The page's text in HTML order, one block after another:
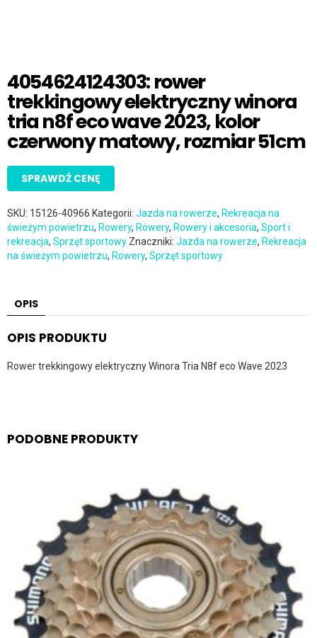
4054624124303: rower
trekkingowy elektryczny winora
tria n8f eco wave 2023, kolor
czerwony matowy, rozmiar 51cm
SPRAWDŹ CENĘ
SKU: 15126-40966 Kategorii: Jazda na rowerze, Rekreacja na
świeżym powietrzu, Rowery, Rowery, Rowery i akcesoria, Sport i
rekreacja, Sprzęt sportowy Znaczniki: Jazda na rowerze, Rekreacja
na świeżym powietrzu, Rowery, Sprzęt sportowy
OPIS
OPIS PRODUKTU
Rower trekkingowy elektryczny Winora Tria N8f eco Wave 2023
PODOBNE PRODUKTY